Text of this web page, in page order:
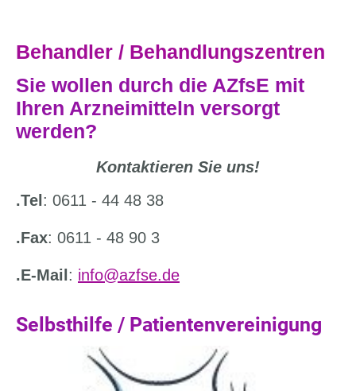
Behandler / Behandlungszentren
Sie wollen durch die AZfsE mit
Ihren Arzneimitteln versorgt
werden?
Kontaktieren Sie uns!
.Tel : 0611 - 44 48 38
.Fax: 0611 - 48 90 3
.E-Mail : info@azfse.de
Selbsthilfe / Patientenvereinigung